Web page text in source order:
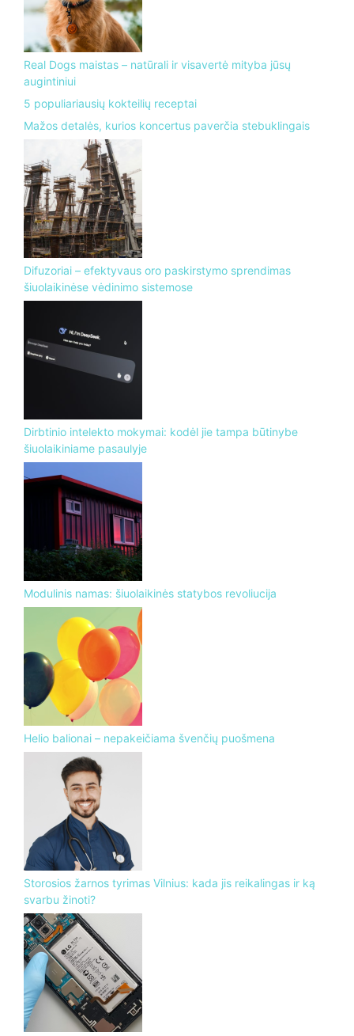
Real Dogs maistas – natūrali ir visavertė mityba jūsų
augintiniui
5 populiariausių kokteilių receptai
Mažos detalės, kurios koncertus paverčia stebuklingais
Difuzoriai – efektyvaus oro paskirstymo sprendimas
šiuolaikinėse vėdinimo sistemose
Dirbtinio intelekto mokymai: kodėl jie tampa būtinybe
šiuolaikiniame pasaulyje
Modulinis namas: šiuolaikinės statybos revoliucija
Helio balionai – nepakeičiama švenčių puošmena
Storosios žarnos tyrimas Vilnius: kada jis reikalingas ir ką
svarbu žinoti?